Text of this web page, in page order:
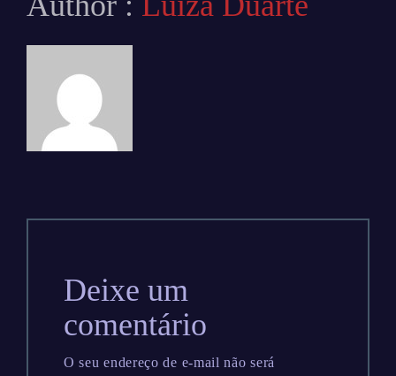
Deixe um
comentário
O seu endereço de e-mail não será